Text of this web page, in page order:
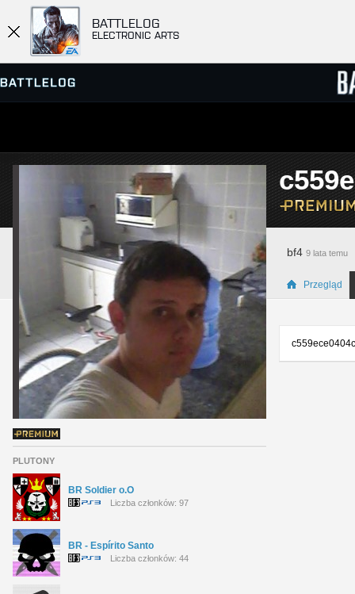
BATTLELOG
ELECTRONIC ARTS
PRZEGLĄDARKA SERWERÓW
PLUTONY
BR Soldier o.O
Liczba członków: 97
BR - Espírito Santo
Liczba członków: 44
bf4 9 lata temu
Przegląd